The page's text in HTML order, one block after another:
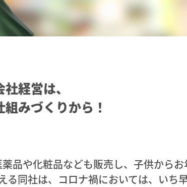
経営は、
みづくりから！
品や化粧品なども販売し、子供から
同社は、コロナ禍においては、いち